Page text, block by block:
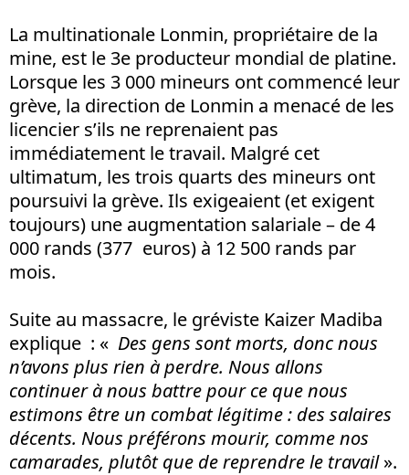
La multinationale Lonmin, propriétaire de la
mine, est le 3e producteur mondial de platine.
Lorsque les 3 000 mineurs ont commencé leur
grève, la direction de Lonmin a menacé de les
licencier s’ils ne reprenaient pas
immédiatement le travail. Malgré cet
ultimatum, les trois quarts des mineurs ont
poursuivi la grève. Ils exigeaient (et exigent
toujours) une augmentation salariale – de 4
000 rands (377 euros) à 12 500 rands par
mois.
Suite au massacre, le gréviste Kaizer Madiba
explique : « Des gens sont morts, donc nous
n’avons plus rien à perdre. Nous allons
continuer à nous battre pour ce que nous
estimons être un combat légitime : des salaires
décents. Nous préférons mourir, comme nos
camarades, plutôt que de reprendre le travail».